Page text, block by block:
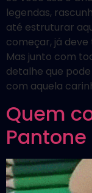
legendas,
até estruturar
começar, já
Mas junto com
detalhe que
com aquela
Quem